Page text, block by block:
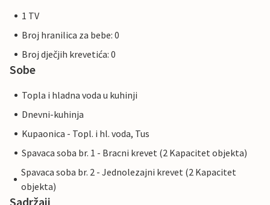
1 TV
Broj hranilica za bebe: 0
Broj dječjih krevetića: 0
Sobe
Topla i hladna voda u kuhinji
Dnevni-kuhinja
Kupaonica - Topl. i hl. voda, Tus
Spavaca soba br. 1 - Bracni krevet (2 Kapacitet objekta)
Spavaca soba br. 2 - Jednolezajni krevet (2 Kapacitet
objekta)
Sadržaji